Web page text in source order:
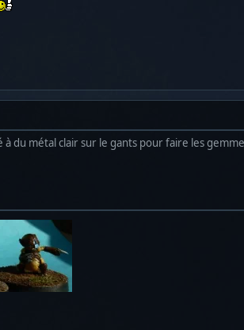
du métal clair sur le gants pour faire les